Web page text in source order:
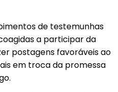
de testemunhas
a participar da
postagens favoráveis ao
em troca da promessa